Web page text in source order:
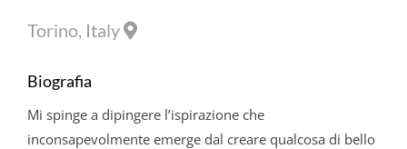
Torino, Italy
Biografia
Mi spinge a dipingere l’ispirazione che
inconsapevolmente emerge dal creare qualcosa di bello